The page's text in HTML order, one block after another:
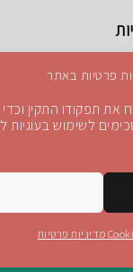
פרטיות באתר
תפקודו התקין
לשימוש בעוגיות
מדיניות פרטיות
Instagram